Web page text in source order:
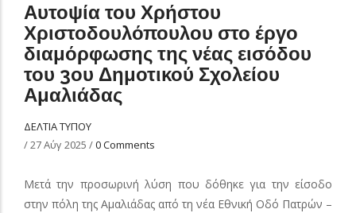
Αυτοψία του Χρήστου
Χριστοδουλόπουλου στο έργο
διαμόρφωσης της νέας εισόδου
του 3ου Δημοτικού Σχολείου
Αμαλιάδας
ΔΕΛΤΙΑ ΤΥΠΟΥ
/27 Αύγ 2025 /0 Comments
Μετά την προσωρινή λύση που δόθηκε για την είσοδο
στην πόλη της Αμαλιάδας από τη νέα Εθνική Οδό Πατρών –